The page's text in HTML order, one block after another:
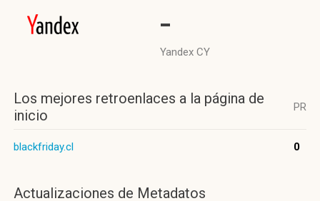
-
Yandex CY
Los mejores retroenlaces a la página de
inicio
PR
blackfriday.cl 0
Actualizaciones de Metadatos